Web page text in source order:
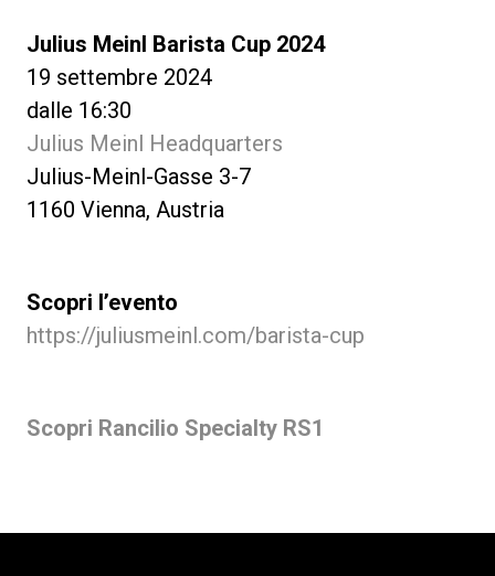
Julius Meinl Barista Cup 2024
19 settembre 2024
dalle 16:30
Julius Meinl Headquarters
Julius-Meinl-Gasse 3-7
1160 Vienna, Austria
Scopri l’evento
https://juliusmeinl.com/barista-cup
Scopri Rancilio Specialty RS1